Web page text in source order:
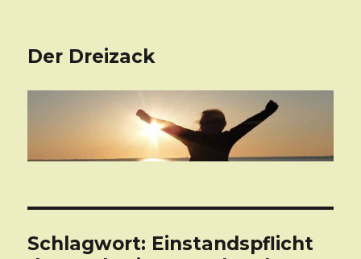
Der Dreizack
Schlagwort: Einstandspflicht